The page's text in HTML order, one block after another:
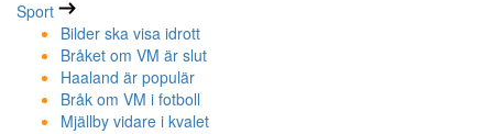
Sport
Bilder ska visa idrott
Bråket om VM är slut
Haaland är populär
Bråk om VM i fotboll
Mjällby vidare i kvalet